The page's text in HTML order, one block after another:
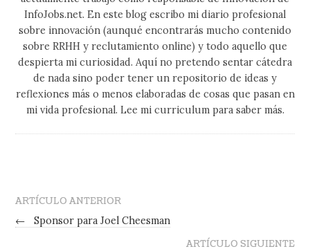
InfoJobs.net. En este blog escribo mi diario profesional
sobre innovación (aunqué encontrarás mucho contenido
sobre RRHH y reclutamiento online) y todo aquello que
despierta mi curiosidad. Aquí no pretendo sentar cátedra
de nada sino poder tener un repositorio de ideas y
reflexiones más o menos elaboradas de cosas que pasan en
mi vida profesional. Lee mi curriculum para saber más.
ARTÍCULO ANTERIOR
←
Sponsor para Joel Cheesman
ARTÍCULO SIGUIENTE